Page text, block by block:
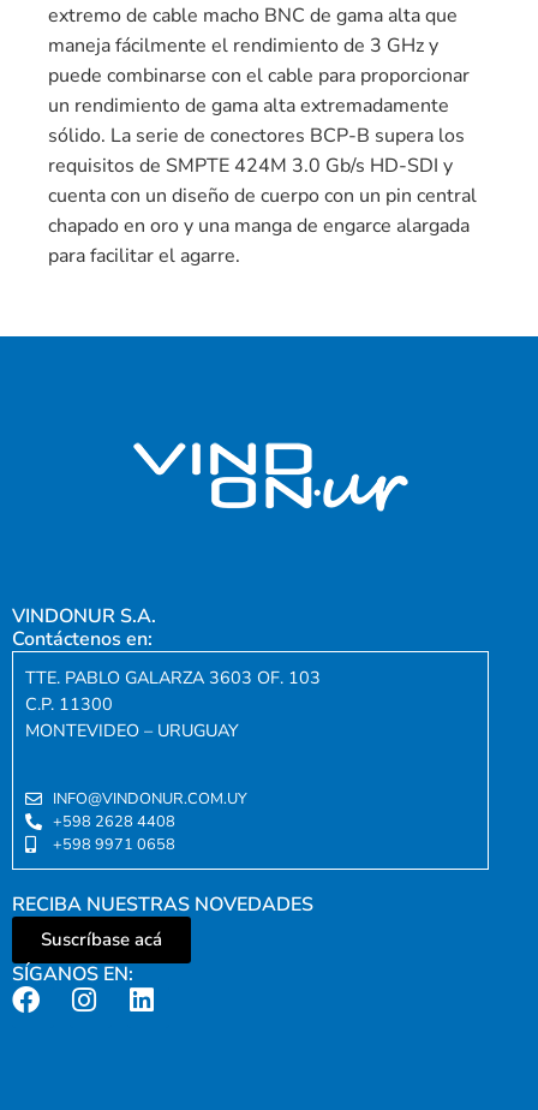
extremo de cable macho BNC de gama alta que
maneja fácilmente el rendimiento de 3 GHz y
puede combinarse con el cable para proporcionar
un rendimiento de gama alta extremadamente
sólido. La serie de conectores BCP-B supera los
requisitos de SMPTE 424M 3.0 Gb/s HD-SDI y
cuenta con un diseño de cuerpo con un pin central
chapado en oro y una manga de engarce alargada
para facilitar el agarre.
VINDONUR S.A.
Contáctenos en:
TTE. PABLO GALARZA 3603 OF. 103
C.P. 11300
MONTEVIDEO – URUGUAY
INFO@VINDONUR.COM.UY
+598 2628 4408
+598 9971 0658
RECIBA NUESTRAS NOVEDADES
Suscríbase acá
SÍGANOS EN: